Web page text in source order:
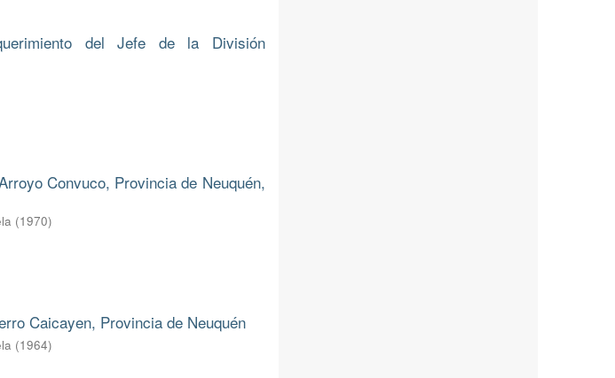
del Jefe de la División
Convuco, Provincia de Neuquén,
(1970)
Caicayen, Provincia de Neuquén
(1964)